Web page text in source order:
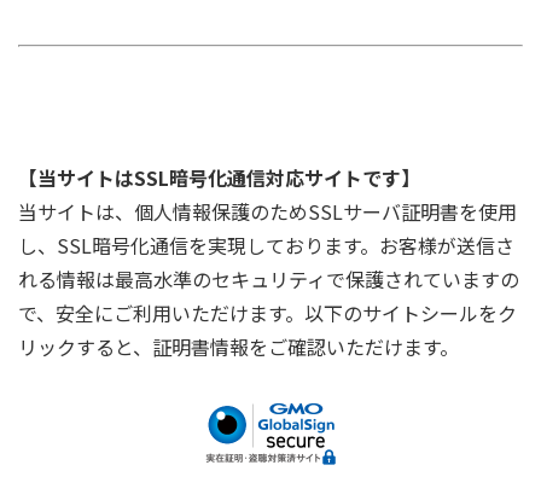
【当サイトはSSL暗号化通信対応サイトです】
当サイトは、個人情報保護のためSSLサーバ証明書を使用
し、SSL暗号化通信を実現しております。お客様が送信さ
れる情報は最高水準のセキュリティで保護されていますの
で、安全にご利用いただけます。以下のサイトシールをク
リックすると、証明書情報をご確認いただけます。